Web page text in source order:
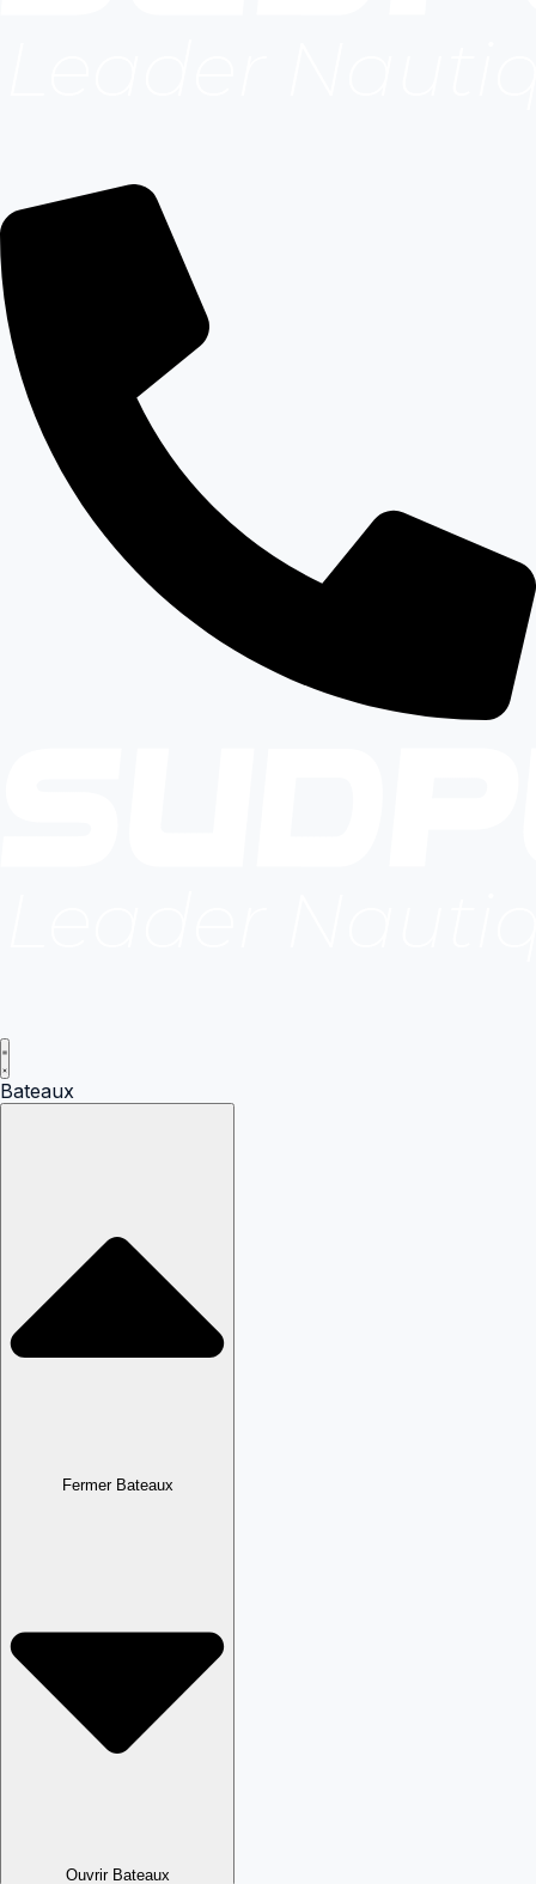
Bateaux
Fermer Bateaux
Ouvrir Bateaux